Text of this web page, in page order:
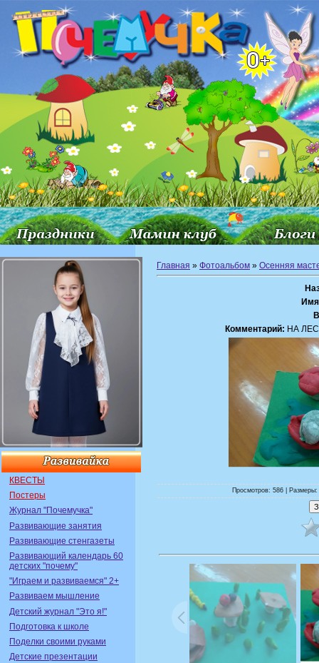
КВЕСТЫ
Постеры
Журнал "Почемучка"
Развивающие занятия
Развивающие стенгазеты
Развивающий календарь 60
детских "почему"
"Играем и развиваемся" 2+
Развиваем мышление
Детский журнал "Это я!"
Подготовка к школе
Поделки своими руками
Детские презентации
Главная » Фотоальбом » Осенняя
Комментарий: НА
Просмотров: 586 |